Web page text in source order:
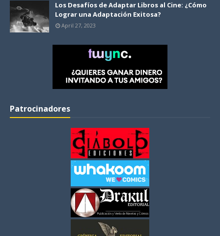
Los Desafíos de Adaptar Libros al Cine: ¿Cómo
Lograr una Adaptación Exitosa?
April 27, 2023
Patrocinadores